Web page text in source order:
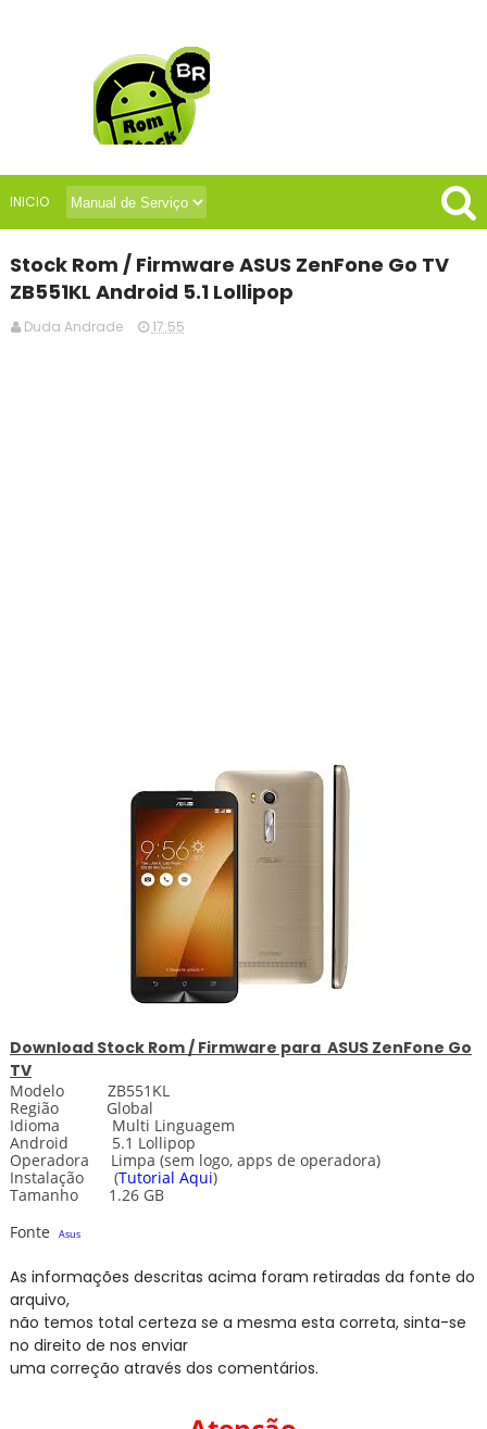
INICIO
Stock Rom / Firmware ASUS ZenFone Go TV
ZB551KL Android 5.1 Lollipop
Duda Andrade 17:55
Download Stock Rom / Firmware para ASUS ZenFone Go
TV
Modelo ZB551KL
Região Global
Idioma Multi Linguagem
Android 5.1 Lollipop
Operadora Limpa (sem logo, apps de operadora)
Instalação
(Tutorial Aqui)
Tamanho 1.26 GB
Fonte
Asus
As informações descritas acima foram retiradas da fonte do
arquivo,
não temos total certeza se a mesma esta correta, sinta-se
no direito de nos enviar
uma correção através dos comentários.